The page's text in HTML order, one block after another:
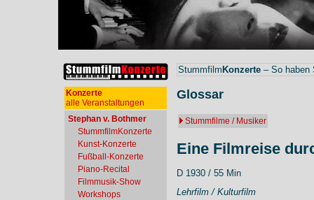
Konzerte
alle Veranstaltungen
Stephan v. Bothmer
StummfilmKonzerte
Kunst-Konzerte
Fußball-Konzerte
Piano-Recital
Filmmusik-Show
Workshops
Stummfilm Konzerte – So haben
Glossar
Stummfilme / Musiker
Eine Filmreise
D 1930 / 55 Min
Lehrfilm / Kulturfilm